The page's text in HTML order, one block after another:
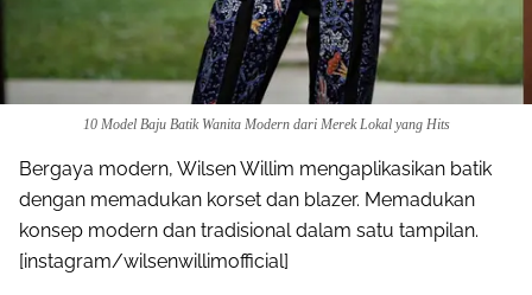
10 Model Baju Batik Wanita Modern dari Merek Lokal yang Hits
Bergaya modern, Wilsen Willim mengaplikasikan batik
dengan memadukan korset dan blazer. Memadukan
konsep modern dan tradisional dalam satu tampilan.
[instagram/wilsenwillimofficial]